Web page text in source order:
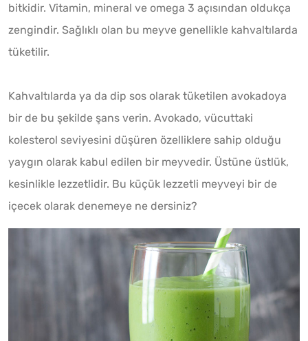
bitkidir. Vitamin, mineral ve omega 3 açısından oldukça
zengindir. Sağlıklı olan bu meyve genellikle kahvaltılarda
tüketilir.
Kahvaltılarda ya da dip sos olarak tüketilen avokadoya
bir de bu şekilde şans verin. Avokado, vücuttaki
kolesterol seviyesini düşüren özelliklere sahip olduğu
yaygın olarak kabul edilen bir meyvedir. Üstüne üstlük,
kesinlikle lezzetlidir. Bu küçük lezzetli meyveyi bir de
içecek olarak denemeye ne dersiniz?